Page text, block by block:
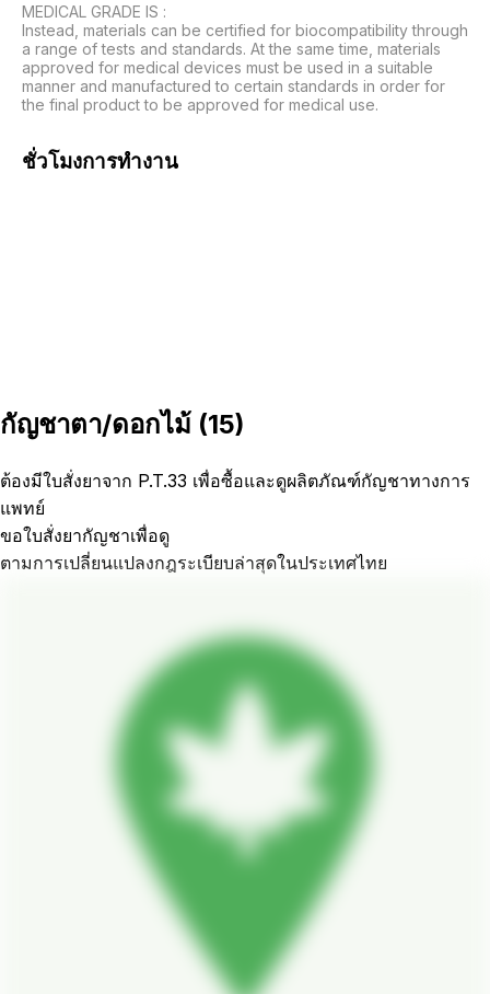
MEDICAL GRADE IS :
Instead, materials can be certified for biocompatibility through
a range of tests and standards. At the same time, materials
approved for medical devices must be used in a suitable
manner and manufactured to certain standards in order for
the final product to be approved for medical use.
ชั่วโมงการทำงาน
กัญชาตา/ดอกไม้ (15)
ต้องมีใบสั่งยาจาก P.T.33 เพื่อซื้อและดูผลิตภัณฑ์กัญชาทางการ
แพทย์
ขอใบสั่งยากัญชาเพื่อดู
ตามการเปลี่ยนแปลงกฎระเบียบล่าสุดในประเทศไทย